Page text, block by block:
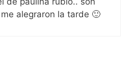
alegraron la tarde 🙂